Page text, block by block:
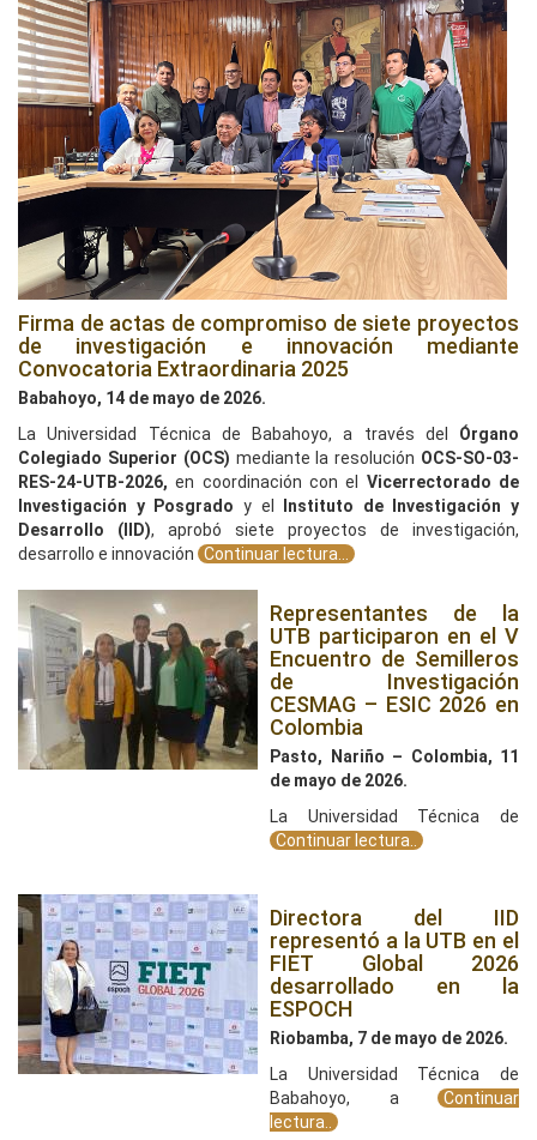
Firma de actas de compromiso de siete proyectos
de investigación e innovación mediante
Convocatoria Extraordinaria 2025
Babahoyo, 14 de mayo de 2026.
La Universidad Técnica de Babahoyo, a través del Órgano
Colegiado Superior (OCS) mediante la resolución OCS-SO-03-
RES-24-UTB-2026,en coordinación con el Vicerrectorado de
Investigación y Posgrado y el
Instituto de Investigación y
Desarrollo (IID), aprobó siete proyectos de investigación,
desarrollo e innovación Continuar lectura...
Representantes de la
UTB participaron en el V
Encuentro de Semilleros
de Investigación
CESMAG – ESIC 2026 en
Colombia
Pasto, Nariño – Colombia, 11
de mayo de 2026.
La Universidad Técnica de
Continuar lectura..
Directora del IID
representó a la UTB en el
FIET Global 2026
desarrollado en la
ESPOCH
Riobamba, 7 de mayo de 2026.
La Universidad Técnica de
Babahoyo, a
Continuar
lectura..